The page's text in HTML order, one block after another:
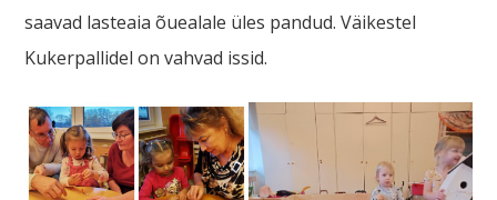
saavad lasteaia õuealale üles pandud. Väikestel
Kukerpallidel on vahvad issid.